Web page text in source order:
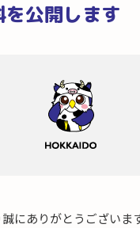
公開します
にありがとうございます